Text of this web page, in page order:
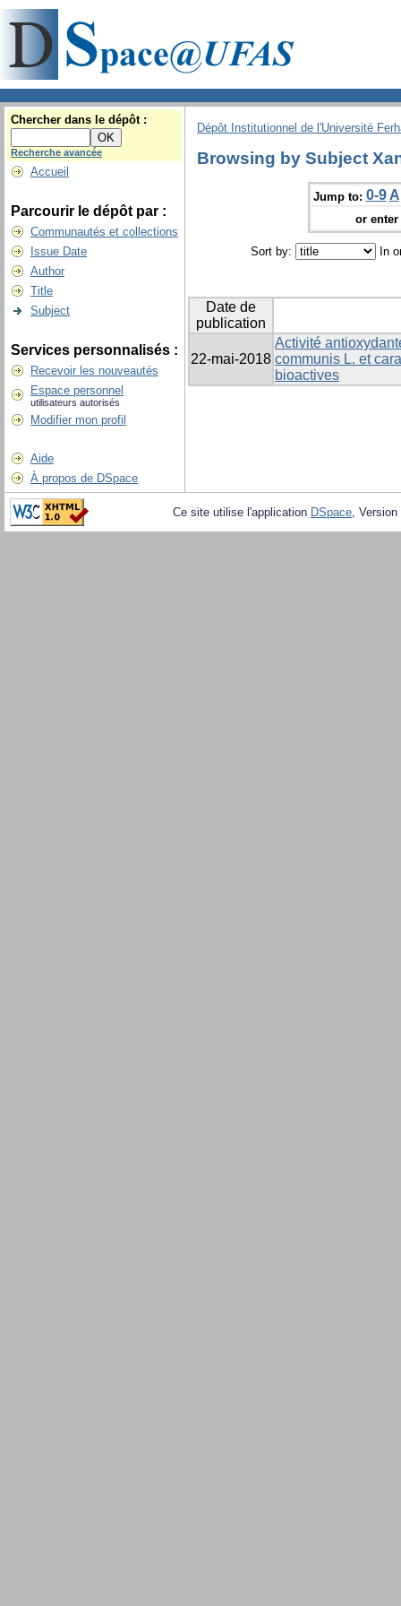
Chercher dans le dépôt :
Recherche avancée
Accueil
Parcourir le dépôt par :
Communautés et collections
Issue Date
Author
Title
Subject
Services personnalisés :
Recevoir les nouveautés
Espace personnel
utilisateurs autorisés
Modifier mon profil
Aide
À propos de DSpace
Dépôt Institutionnel de l'Université
Browsing by Subject
Jump to: 0-9 A
or
Sort by: In
Date de
publication
22-mai-2018
Activité
communis L. et
bioactives
Ce site utilise l'application DSpace,